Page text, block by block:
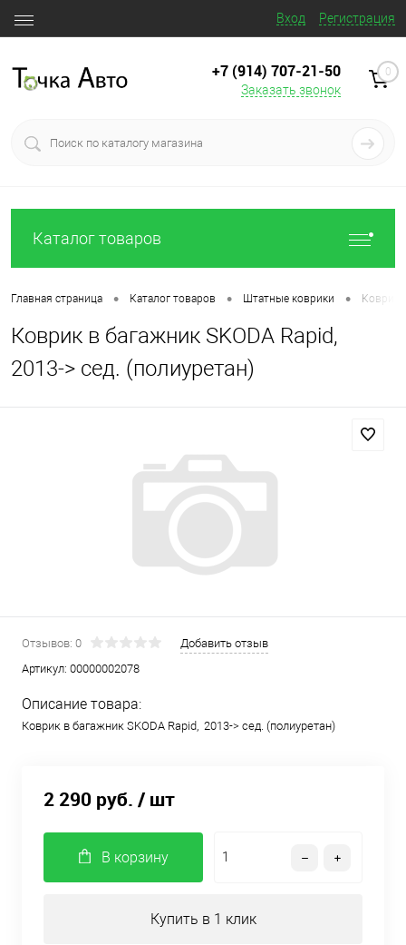
Вход Регистрация
+7 (914) 707‒21‒50
Заказать звонок
0
Каталог товаров
Главная страница • Каталог товаров • Штатные коврики • Коврик
Коврик в багажник SKODA Rapid,
2013-> сед. (полиуретан)
Отзывов: 0
Добавить отзыв
Артикул: 00000002078
Описание товара:
Коврик в багажник SKODA Rapid, 2013-> сед. (полиуретан)
2 290 руб. / шт
В корзину
Купить в 1 клик